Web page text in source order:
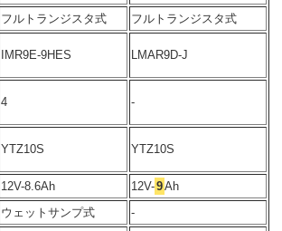
フルトランジスタ式
フルトランジスタ式
IMR9E-9HES LMAR9D-J
4 -
YTZ10S YTZ10S
12V-8.6Ah 12V-9Ah
ウェットサンプ式
-